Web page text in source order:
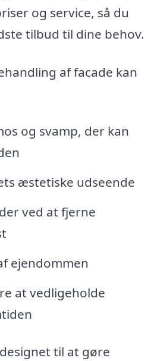
og service, så du
tilbud til dine behov.
af facade kan
og svamp, der kan
æstetiske udseende
ved at fjerne
ejendommen
at vedligeholde
til at gøre